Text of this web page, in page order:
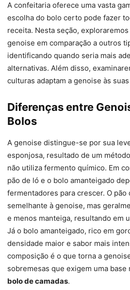
A confeitaria oferece uma vasta
escolha do bolo certo pode fazer
receita. Nesta seção,
genoise em comparação a outros
identificando quando seria mais
alternativas. Além disso,
culturas adaptam a genoise às
Diferenças entre
Bolos
A genoise distingue-se por sua
esponjosa, resultado de um
não utiliza fermento químico. Em
pão de ló e o bolo amanteigado
fermentadores para crescer. O pão
semelhante à genoise, mas
e menos manteiga, resultando em
Já o bolo amanteigado, rico em
densidade maior e sabor mais
composição é o que torna a
sobremesas que exigem uma base
bolo de camadas.